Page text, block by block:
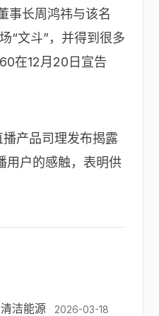
事长周鸿祎与该名
“文斗”，并得到很多
在12月20日宣告
产品司理发布揭露
用户的感触，表明供
洁能源
2026-03-18